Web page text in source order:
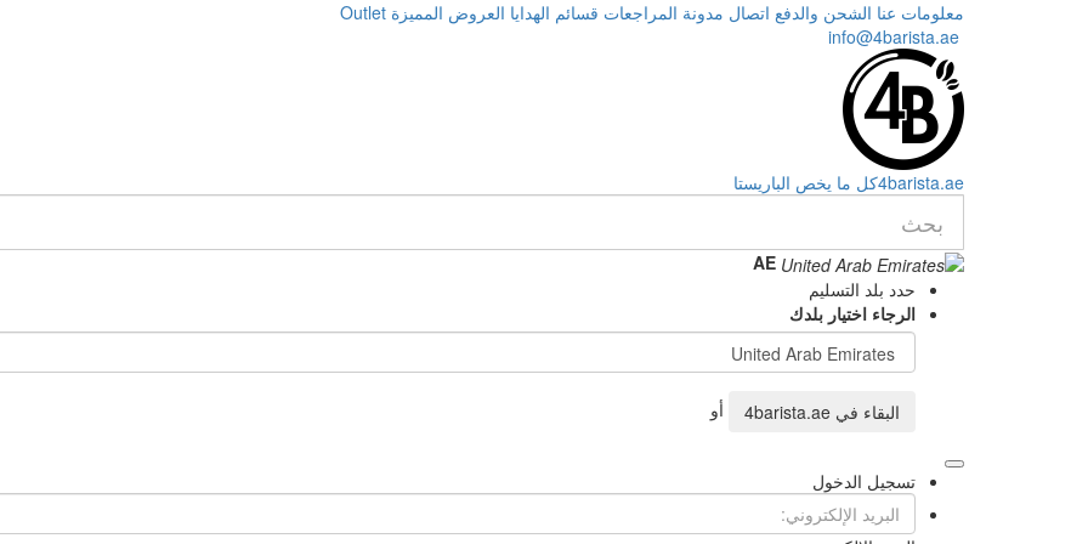
معلومات عنا الشحن والدفع اتصال مدونة المراجعات قسائم الهدايا العروض المميزة Outlet
4barista.ae كل ما يخص الباريستا
AE
حدد بلد التسليم
الرجاء اختيار بلدك
البقاء في 4barista.ae أو
تسجيل الدخول